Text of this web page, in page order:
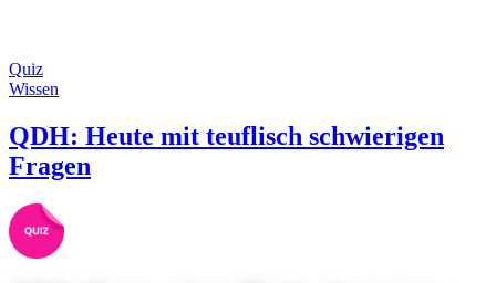
Quiz
Wissen
QDH: Heute mit teuflisch schwierigen
Fragen